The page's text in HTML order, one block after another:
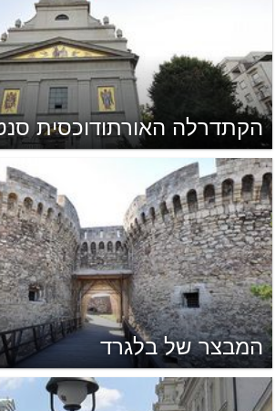
הקתדרלה האורתודוכסית
המבצר של בלגרד